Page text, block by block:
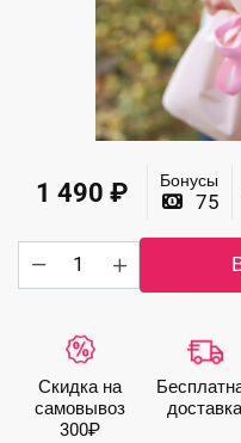
1 490 ₽ Бонусы
75
Количество
товара
стойких
красных
розСкидка на
самовывоз
300₽